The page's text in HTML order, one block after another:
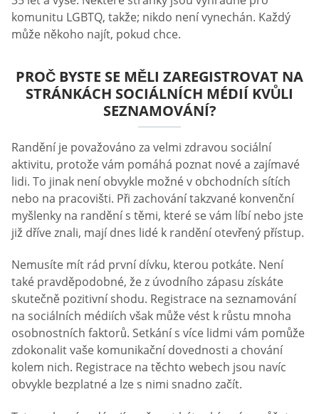
komunitu LGBTQ, takže; nikdo není vynechán. Každý
může někoho najít, pokud chce.
PROČ BYSTE SE MĚLI ZAREGISTROVAT NA
STRÁNKÁCH SOCIÁLNÍCH MÉDIÍ KVŮLI
SEZNAMOVÁNÍ?
Randění je považováno za velmi zdravou sociální
aktivitu, protože vám pomáhá poznat nové a zajímavé
lidi. To jinak není obvykle možné v obchodních sítích
nebo na pracovišti. Při zachování takzvané konvenční
myšlenky na randění s těmi, které se vám líbí nebo jste
již dříve znali, mají dnes lidé k randění otevřený přístup.
Nemusíte mít rád první dívku, kterou potkáte. Není
také pravděpodobné, že z úvodního zápasu získáte
skutečně pozitivní shodu. Registrace na seznamování
na sociálních médiích však může vést k růstu mnoha
osobnostních faktorů. Setkání s více lidmi vám pomůže
zdokonalit vaše komunikační dovednosti a chování
kolem nich. Registrace na těchto webech jsou navíc
obvykle bezplatné a lze s nimi snadno začít.